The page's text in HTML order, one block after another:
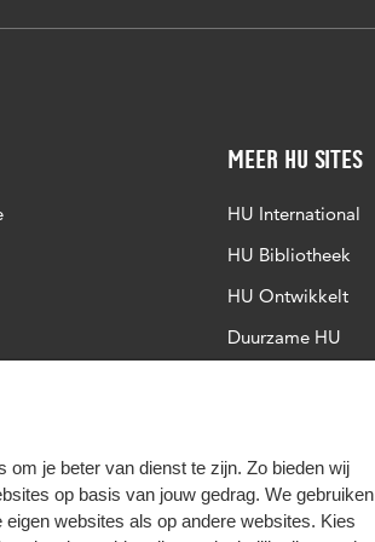
om je beter van dienst te zijn. Zo bieden wij
op basis van jouw gedrag. We gebruiken
websites als op andere websites. Kies
Meer HU sites
HU International
HU Bibliotheek
HU Ontwikkelt
Duurzame HU